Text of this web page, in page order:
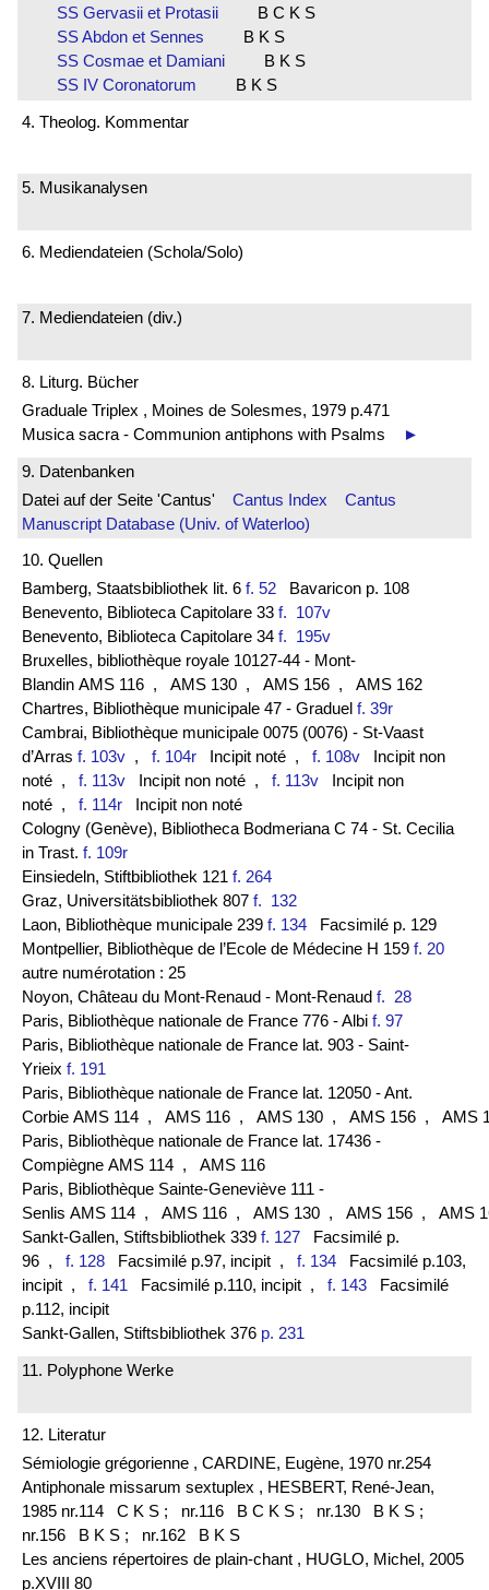
SS Gervasii et Protasii
B C K S
SS Abdon et Sennes
B K S
SS Cosmae et Damiani
B K S
SS IV Coronatorum
B K S
4. Theolog. Kommentar
5. Musikanalysen
6. Mediendateien (Schola/Solo)
7. Mediendateien (div.)
8. Liturg. Bücher
Graduale Triplex , Moines de Solesmes, 1979 p.471
Musica sacra - Communion antiphons with Psalms
►
9. Datenbanken
Datei auf der Seite 'Cantus' Cantus Index
Cantus
Manuscript Database (Univ. of Waterloo)
10. Quellen
Bamberg, Staatsbibliothek lit. 6 f. 52 Bavaricon p. 108
Benevento, Biblioteca Capitolare 33 f. 107v
Benevento, Biblioteca Capitolare 34 f. 195v
Bruxelles, bibliothèque royale 10127-44 - Mont-
Blandin AMS 116 , AMS 130 , AMS 156 , AMS 162
Chartres, Bibliothèque municipale 47 - Graduel f. 39r
Cambrai, Bibliothèque municipale 0075 (0076) - St-Vaast
d’Arras f. 103v , f. 104r Incipit noté , f. 108v Incipit non
noté , f. 113v Incipit non noté , f. 113v Incipit non
noté , f. 114r Incipit non noté
Cologny (Genève), Bibliotheca Bodmeriana C 74 - St. Cecilia
in Trast. f. 109r
Einsiedeln, Stiftbibliothek 121 f. 264
Graz, Universitätsbibliothek 807 f. 132
Laon, Bibliothèque municipale 239 f. 134 Facsimilé p. 129
Montpellier, Bibliothèque de l’Ecole de Médecine H 159 f. 20
autre numérotation : 25
Noyon, Château du Mont-Renaud - Mont-Renaud f. 28
Paris, Bibliothèque nationale de France 776 - Albi f. 97
Paris, Bibliothèque nationale de France lat. 903 - Saint-
Yrieix f. 191
Paris, Bibliothèque nationale de France lat. 12050 - Ant.
Corbie AMS 114 , AMS 116 , AMS 130 , AMS 156 , AMS
Paris, Bibliothèque nationale de France lat. 17436 -
Compiègne AMS 114 , AMS 116
Paris, Bibliothèque Sainte-Geneviève 111 -
Senlis AMS 114 , AMS 116 , AMS 130 , AMS 156 , AMS
Sankt-Gallen, Stiftsbibliothek 339 f. 127 Facsimilé p.
96 , f. 128 Facsimilé p.97, incipit , f. 134 Facsimilé p.103,
incipit , f. 141 Facsimilé p.110, incipit , f. 143 Facsimilé
p.112, incipit
Sankt-Gallen, Stiftsbibliothek 376 p. 231
11. Polyphone Werke
12. Literatur
Sémiologie grégorienne , CARDINE, Eugène, 1970 nr.254
Antiphonale missarum sextuplex , HESBERT, René-Jean,
1985 nr.114 C K S ;
nr.116 B C K S ;
nr.130 B K S ;
nr.156 B K S ;
nr.162 B K S
Les anciens répertoires de plain-chant , HUGLO, Michel, 2005
p.XVIII 80